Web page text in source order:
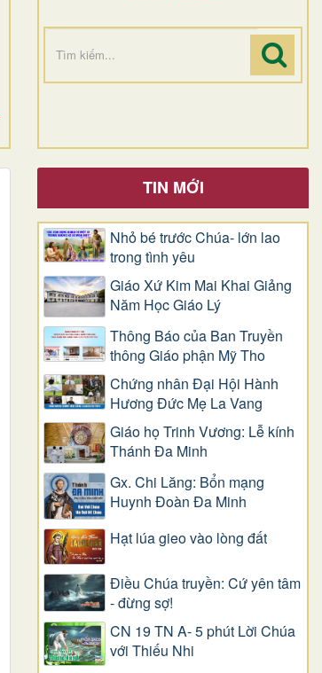
TIN MỚI
Nhỏ bé trước Chúa- lớn lao
trong tình yêu
Giáo Xứ Kim Mai Khai Giảng
Năm Học Giáo Lý
Thông Báo của Ban Truyền
thông Giáo phận Mỹ Tho
Chứng nhân Đại Hội Hành
Hương Đức Mẹ La Vang
Giáo họ Trinh Vương: Lễ kính
Thánh Đa Minh
Gx. Chi Lăng: Bổn mạng
Huynh Đoàn Đa Minh
Hạt lúa gieo vào lòng đất
Điều Chúa truyền: Cứ yên tâm
- đừng sợ!
CN 19 TN A- 5 phút Lời Chúa
với Thiếu Nhi